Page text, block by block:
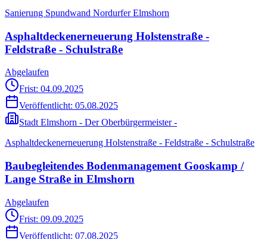
Sanierung Spundwand Nordurfer Elmshorn
Asphaltdeckenerneuerung Holstenstraße -
Feldstraße - Schulstraße
Abgelaufen
Frist: 04.09.2025
Veröffentlicht: 05.08.2025
Stadt Elmshorn - Der Oberbürgermeister -
Asphaltdeckenerneuerung Holstenstraße - Feldstraße - Schulstraße
Baubegleitendes Bodenmanagement Gooskamp /
Lange Straße in Elmshorn
Abgelaufen
Frist: 09.09.2025
Veröffentlicht: 07.08.2025